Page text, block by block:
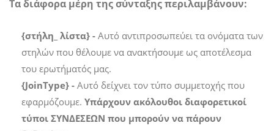
Τα διάφορα μέρη της σύνταξης περιλαμβάνουν:
{στήλη_ λίστα} - Αυτό αντιπροσωπεύει τα ονόματα των
στηλών που θέλουμε να ανακτήσουμε ως αποτέλεσμα
του ερωτήματός μας.
{JoinType} - Αυτό δείχνει τον τύπο συμμετοχής που
εφαρμόζουμε. Υπάρχουν ακόλουθοι διαφορετικοί
τύποι ΣΥΝΔΕΣΕΩΝ που μπορούν να πάρουν